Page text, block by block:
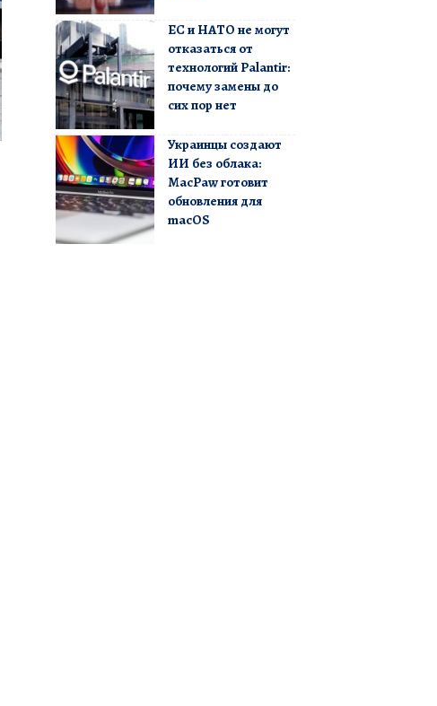
ЕС и НАТО не могут
отказаться от
технологий Palantir:
почему замены до
сих пор нет
Украинцы создают
ИИ без облака:
MacPaw готовит
обновления для
macOS